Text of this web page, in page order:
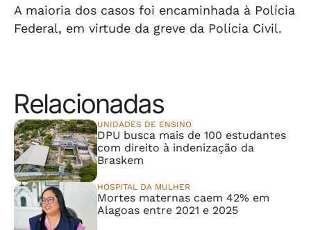
A maioria dos casos foi encaminhada à Polícia
Federal, em virtude da greve da Polícia Civil.
Relacionadas
UNIDADES DE ENSINO
DPU busca mais de 100 estudantes
com direito à indenização da
Braskem
HOSPITAL DA MULHER
Mortes maternas caem 42% em
Alagoas entre 2021 e 2025